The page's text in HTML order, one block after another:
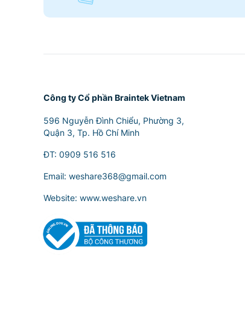
Công ty Cổ phần Braintek Vietnam
596 Nguyễn Đình Chiểu, Phường 3,
Quận 3, Tp. Hồ Chí Minh
ĐT: 0909 516 516
Email: weshare368@gmail.com
Website: www.weshare.vn